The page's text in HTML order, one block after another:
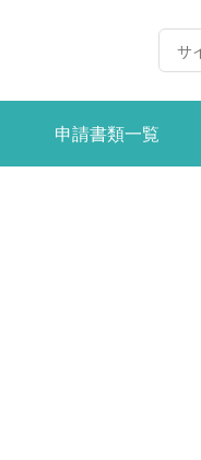
申請書類一覧